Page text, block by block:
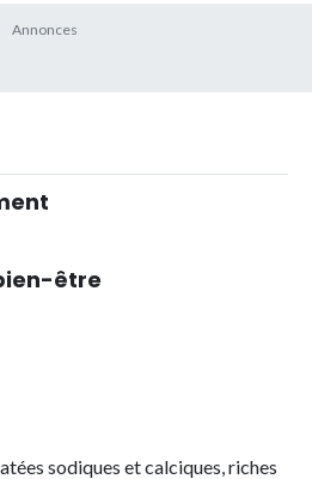
être
sodiques et calciques, riches